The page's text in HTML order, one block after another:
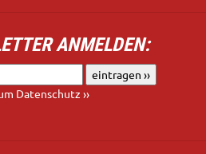
ANMELDEN:
Datenschutz ››